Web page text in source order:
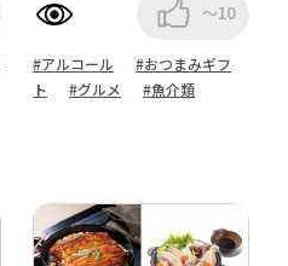
～10
#アルコール
#おつまみギフ
ト
#グルメ #魚介類